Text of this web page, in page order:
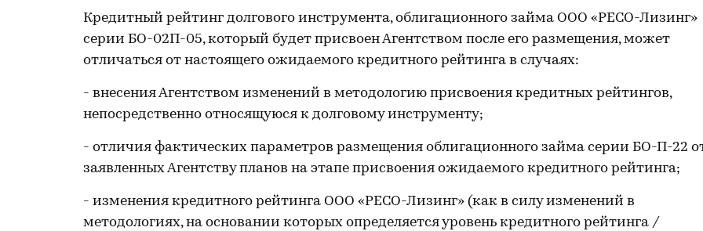
Кредитный рейтинг долгового инструмента, облигационного займа ООО «РЕСО-Лизинг»
серии БО-02П-05, который будет присвоен Агентством после его размещения, может
отличаться от настоящего ожидаемого кредитного рейтинга в случаях:
- внесения Агентством изменений в методологию присвоения кредитных рейтингов,
непосредственно относящуюся к долговому инструменту;
- отличия фактических параметров размещения облигационного займа серии БО-П-22
заявленных Агентству планов на этапе присвоения ожидаемого кредитного рейтинга;
- изменения кредитного рейтинга ООО «РЕСО-Лизинг» (как в силу изменений в
методологиях, на основании которых определяется уровень кредитного рейтинга /